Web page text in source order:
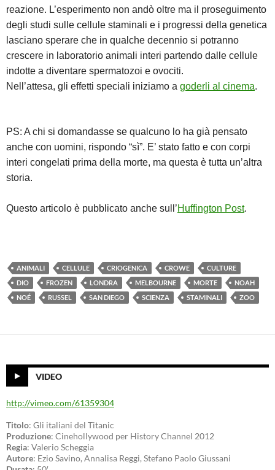
reazione. L’esperimento non andò oltre ma il proseguimento
degli studi sulle cellule staminali e i progressi della genetica
lasciano sperare che in qualche decennio si potranno
crescere in laboratorio animali interi partendo dalle cellule
indotte a diventare spermatozoi e ovociti.
Nell’attesa, gli effetti speciali iniziamo a goderli al cinema.
PS: A chi si domandasse se qualcuno lo ha già pensato
anche con uomini, rispondo “sì”. E’ stato fatto e con corpi
interi congelati prima della morte, ma questa è tutta un’altra
storia.
Questo articolo è pubblicato anche sull’Huffington Post.
ANIMALI CELLULE CRIOGENICA CROWE
CULTURE
DIO
FROZEN LONDRA MELBOURNE MORTE
NOAH
NOÉ
RUSSEL SAN DIEGO SCIENZA STAMINALI ZOO
VIDEO
http://vimeo.com/61359304
Titolo: Gli italiani del Titanic
Produzione: Cinehollywood per History Channel 2012
Regia: Valerio Scheggia
Autore: Ezio Savino, Annalisa Reggi, Stefano Paolo Giussani